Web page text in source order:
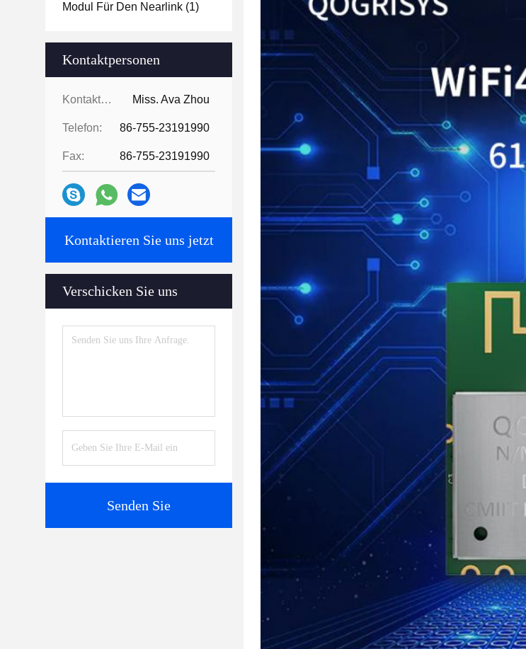
Modul Für Den Nearlink (1)
Kontaktpersonen
Kontaktpersonen: Miss. Ava Zhou
Telefon: 86-755-23191990
Fax: 86-755-23191990
Kontaktieren Sie uns jetzt
Verschicken Sie uns
Senden Sie